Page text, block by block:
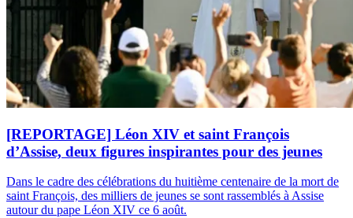
[REPORTAGE] Léon XIV et saint François
d’Assise, deux figures inspirantes pour des jeunes
Dans le cadre des célébrations du huitième centenaire de la mort de
saint François, des milliers de jeunes se sont rassemblés à Assise
autour du pape Léon XIV ce 6 août.